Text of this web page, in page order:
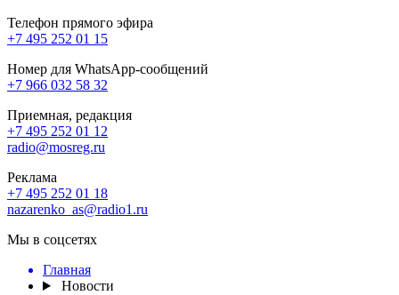
Телефон прямого эфира
+7 495 252 01 15
Номер для WhatsApp-сообщений
+7 966 032 58 32
Приемная, редакция
+7 495 252 01 12
radio@mosreg.ru
Реклама
+7 495 252 01 18
nazarenko_as@radio1.ru
Мы в соцсетях
Главная
Новости